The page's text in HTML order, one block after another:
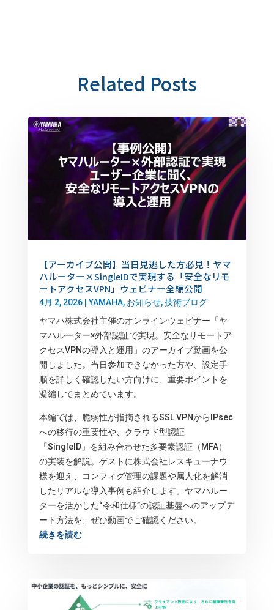
Related Posts
【アーカイブ公開】当日見逃した方必見！ヤマ
ハルーター×SingleIDで実現する「安全なリモ
ートアクセスVPN」ウェビナー全編公開
4月 2, 2026|YAMAHA, お知らせ,技術ブログ
ヤマハ株式会社主催のオンラインウェビナー「ヤ
マハルーター×外部認証で実現。安全なリモートア
クセスVPNの導入と運用」のアーカイブ動画を公
開しました。当日参加できなかった方や、設定手
順を詳しく確認したい方向けに、重要ポイントを
凝縮してまとめています。
本編では、脆弱性が指摘されるSSL VPNからIPsec
への移行の重要性や、クラウド型認証
「SingleID」を組み合わせた多要素認証（MFA）
の実装を解説。ゲストに株式会社レスキューナウ
様を迎え、コンフィグ管理の課題や属人化を解消
したリアルな導入事例も紹介します。ヤマハルー
ターを活かした“令和仕様”の認証基盤へのアップデ
ート方法を、ぜひ動画でご確認ください。
続きを読む